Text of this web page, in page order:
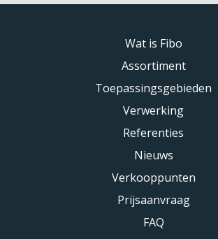
Wat is Fibo
Assortiment
Toepassingsgebieden
Verwerking
Referenties
Nieuws
Verkooppunten
Prijsaanvraag
FAQ